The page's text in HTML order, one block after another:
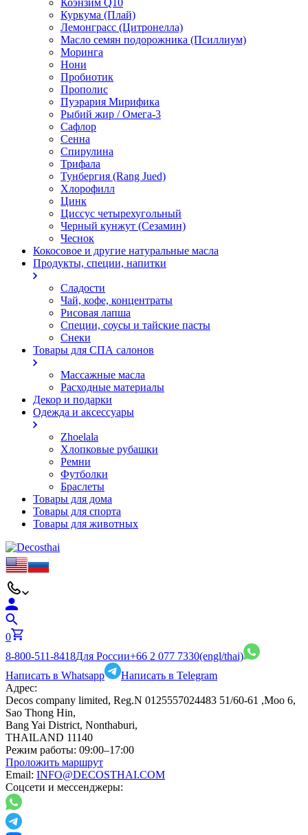
Коэнзим Q10
Куркума (Плай)
Лемонграсс (Цитронелла)
Масло семян подорожника (Псиллиум)
Моринга
Нони
Пробиотик
Прополис
Пуэрария Мирифика
Рыбий жир / Омега-3
Сафлор
Сенна
Спирулина
Трифала
Тунбергия (Rang Jued)
Хлорофилл
Цинк
Циссус четырехугольный
Черный кунжут (Сезамин)
Чеснок
Кокосовое и другие натуральные масла
Продукты, специи, напитки
Сладости
Чай, кофе, концентраты
Рисовая лапша
Специи, соусы и тайские пасты
Снеки
Товары для СПА салонов
Массажные масла
Расходные материалы
Декор и подарки
Одежда и аксессуары
Zhoelala
Хлопковые рубашки
Ремни
Футболки
Браслеты
Товары для дома
Товары для спорта
Товары для животных
0
8-800-511-8418Для России+66 2 077 7330(engl/thai)
Написать в Whatsapp
Написать в Telegram
Адрес:
Decos company limited, Reg.N 0125557024483 51/60-61 ,Moo 6,
Sao Thong Hin,
Bang Yai District, Nonthaburi,
THAILAND 11140
Режим работы: 09:00–17:00
Проложить маршрут
Email: INFO@DECOSTHAI.COM
Соцсети и мессенджеры: